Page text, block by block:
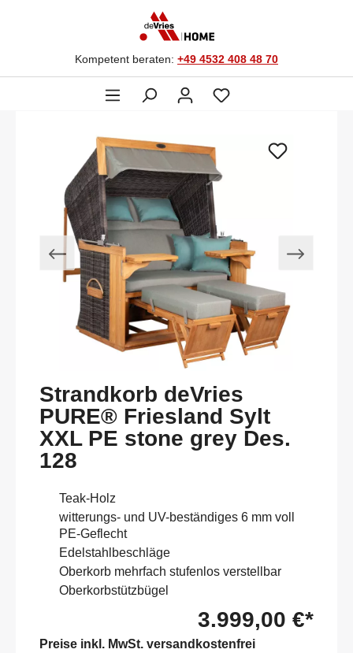
Kompetent beraten: +49 4532 408 48 70
Strandkorb deVries
PURE® Friesland Sylt
XXL PE stone grey Des.
128
Teak-Holz
witterungs- und UV-beständiges 6 mm voll
PE-Geflecht
Edelstahlbeschläge
Oberkorb mehrfach stufenlos verstellbar
Oberkorbstützbügel
3.999,00 €*
Preise inkl. MwSt. versandkostenfrei